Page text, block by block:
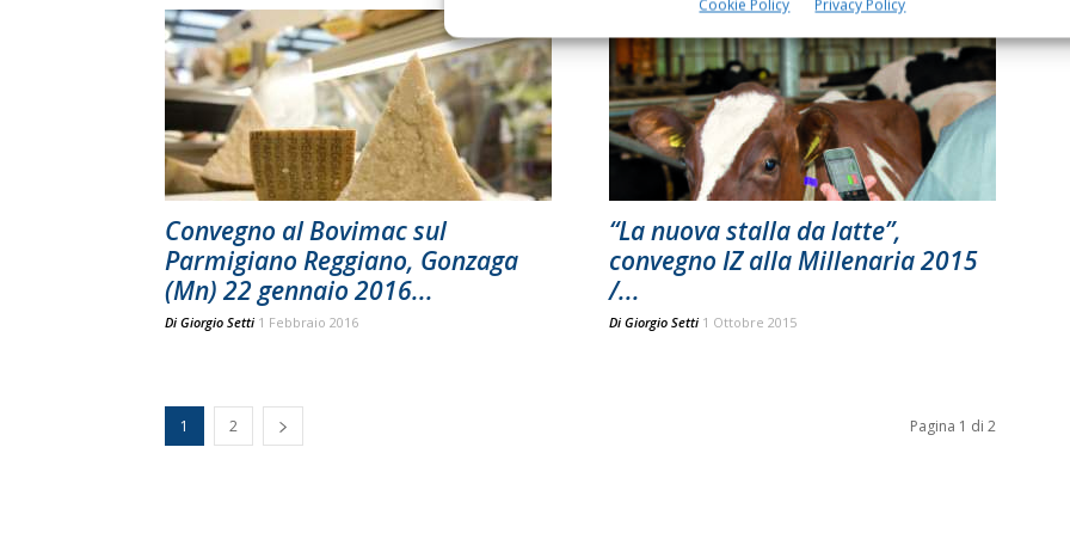
Cookie Policy Privacy Policy
Convegno al Bovimac sul
Parmigiano Reggiano, Gonzaga
(Mn) 22 gennaio 2016...
Di Giorgio Setti 1 Febbraio 2016
“La nuova stalla da latte”,
convegno IZ alla Millenaria 2015
/...
Di Giorgio Setti 1 Ottobre 2015
1 2 Pagina 1 di 2